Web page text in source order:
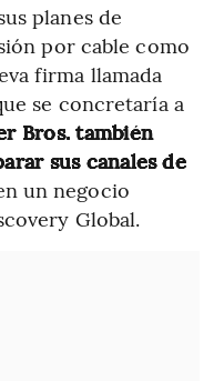
planes de
por cable como
firma llamada
se concretaría a
Bros. también
sus canales de
un negocio
Global.